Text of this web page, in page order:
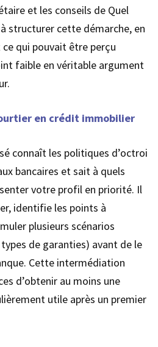
et les conseils de Quel
structurer cette démarche, en
qui pouvait être perçu
faible en véritable argument
en crédit immobilier
connaît les politiques d’octroi
bancaires et sait à quels
votre profil en priorité. Il
identifie les points à
plusieurs scénarios
de garanties) avant de le
Cette intermédiation
d’obtenir au moins une
utile après un premier